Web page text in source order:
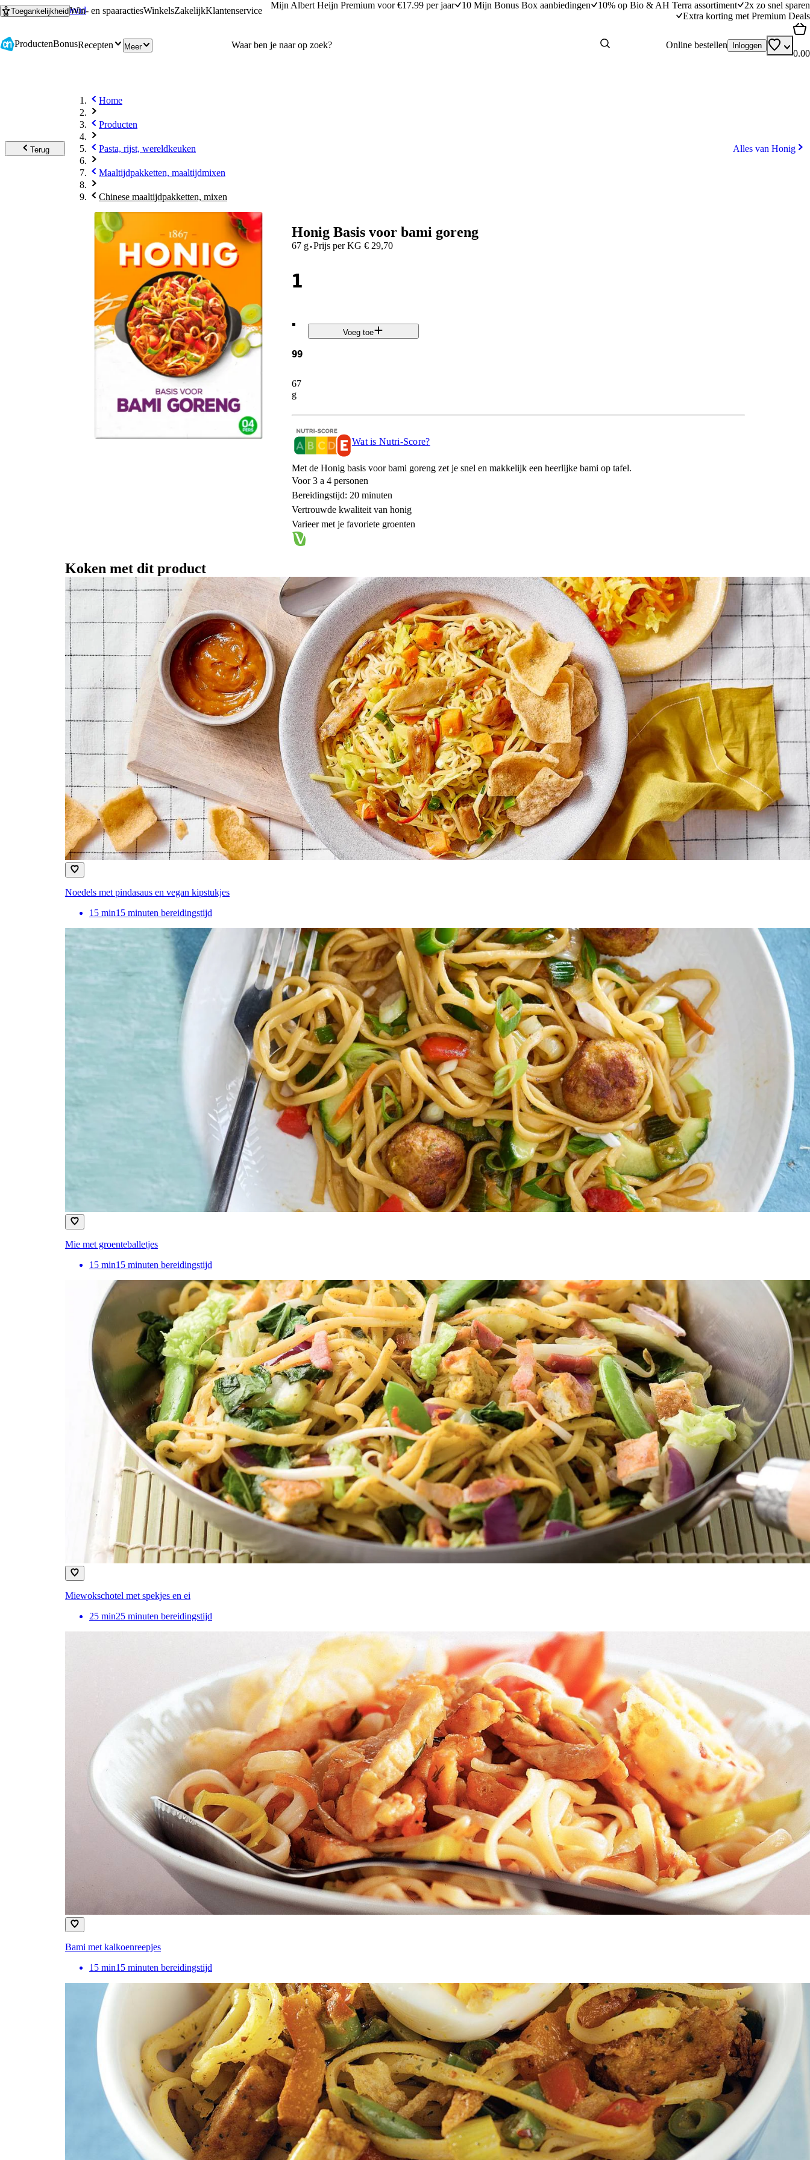
Ga naar hoofdinhoud
Ga naar zoeken
ToegankelijkheidWin- en spaaractiesWinkelsZakelijkKlantenservice
Mijn Albert Heijn Premium voor €17.99 per jaar 10 Mijn Bonus Box aanbiedingen 10% op Bio & AH Terra assortiment
2x zo snel sparen
Extra korting met Premium Deals
ProductenBonusRecepten Meer Online bestellen Inloggen
0.00
Terug
Home
Producten
Pasta, rijst, wereldkeuken
Maaltijdpakketten, maaltijdmixen
Chinese maaltijdpakketten, mixen
Alles van Honig
Honig Basis voor bami goreng
67 g·Prijs per KG € 29,70
1
.
99
67
g
Voeg toe
Wat is Nutri-Score?
Met de Honig basis voor bami goreng zet je snel en makkelijk een heerlijke bami op tafel.
Voor 3 a 4 personen
Bereidingstijd: 20 minuten
Vertrouwde kwaliteit van honig
Varieer met je favoriete groenten
Koken met dit product
Noedels met pindasaus en vegan kipstukjes
15 min15 minuten bereidingstijd
Mie met groenteballetjes
15 min15 minuten bereidingstijd
Miewokschotel met spekjes en ei
25 min25 minuten bereidingstijd
Bami met kalkoenreepjes
15 min15 minuten bereidingstijd